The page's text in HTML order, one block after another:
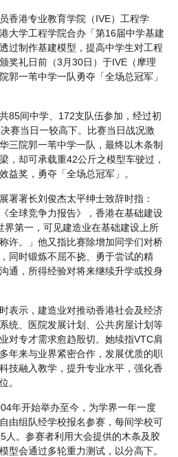
香港专业教育学院（IVE）工程学
大学工程学院合办「第16届中学基建
过制作基建模型，提高中学生对工程
奖礼日前（3月30日）于IVE（摩理
郭一苇中学一队勇夺「全场总冠军」
85间中学、172支队伍参加，经过初
赛当日一较高下。比赛当日战况激
三院郭一苇中学一队，最终以木条制
，却可承载重42公斤之模型车驶过，
益奖，勇夺「全场总冠军」。
署署长刘俊杰太平绅士致辞时指：
全球竞争力报告》，香港在基础建设
界第一，可见建造业在基础建设上所
许。」他又指比赛除增加同学们对桥
同时锻炼不屈不挠、勇于尝试的精
通，所得经验对将来继续升学或投身
表示，建造业对推动香港社会及经济
统、医院发展计划、公共房屋计划等
对专才需求愈趋殷切。她续指VTC肩
年来与业界紧密合作，发展优质的职
技融入教学，提升专业水平，强化香
。
年开始举办至今，为学界一年一度
由组队经学校报名参赛，每间学校可
人。参赛者利用大会提供的木条及胶
型会通过多轮重力测试，以分高下。